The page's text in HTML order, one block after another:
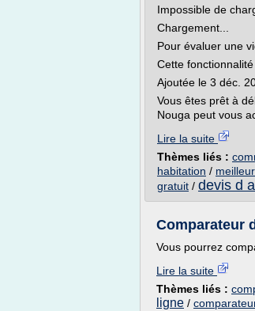
Impossible de
Chargement...
Pour évaluer une
Cette
Ajoutée le 3 déc.
Vous êtes prêt à
Nouga peut vous
Lire la suite
Thèmes liés :
habitation /
gratuit / devis d
Comparateur
Vous pourrez
Lire la suite
Thèmes liés :
ligne /